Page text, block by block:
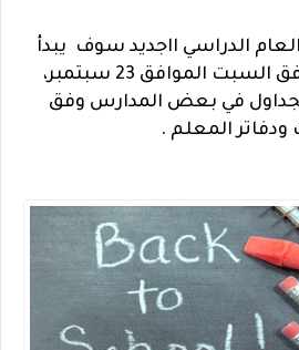
العام الدراسي ااجديد سوف يبدأ
الاسبوع القادم الموافق السبت الموافق 23 سبتمبر،
في بعض المدارس وفق
المعلم .